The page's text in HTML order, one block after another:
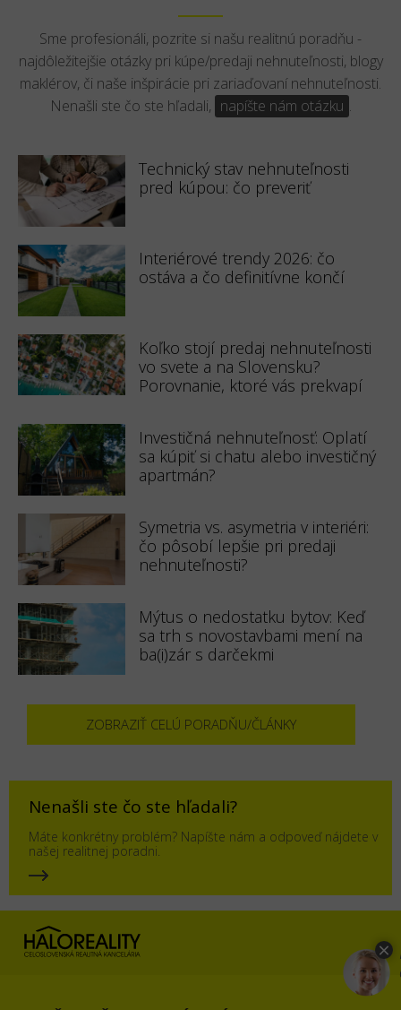
Sme profesionáli, pozrite si našu realitnú poradňu -
najdôležitejšie otázky pri kúpe/predaji nehnuteľnosti, blogy
maklérov, či naše inšpirácie pri zariaďovaní nehnuteľnosti.
Nenašli ste čo ste hľadali, napíšte nám otázku .
Technický stav nehnuteľnosti
pred kúpou: čo preveriť
Interiérové trendy 2026: čo
ostáva a čo definitívne končí
Koľko stojí predaj nehnuteľnosti
vo svete a na Slovensku?
Porovnanie, ktoré vás prekvapí
Investičná nehnuteľnosť: Oplatí
sa kúpiť si chatu alebo investičný
apartmán?
Symetria vs. asymetria v interiéri:
čo pôsobí lepšie pri predaji
nehnuteľnosti?
Mýtus o nedostatku bytov: Keď
sa trh s novostavbami mení na
ba(i)zár s darčekmi
ZOBRAZIŤ CELÚ PORADŇU/ČLÁNKY
Nenašli ste čo ste hľadali?
Máte konkrétny problém? Napíšte nám a odpoveď nájdete v
našej realitnej poradni.